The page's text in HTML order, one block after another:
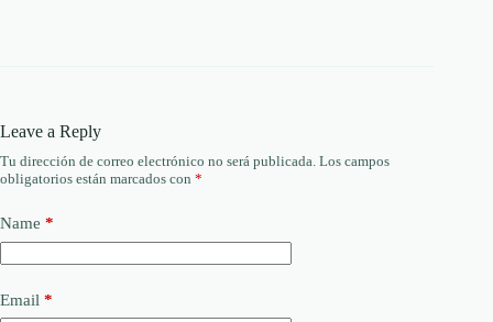
Leave a Reply
Tu dirección de correo electrónico no será publicada. Los campos
obligatorios están marcados con *
Name *
Email *